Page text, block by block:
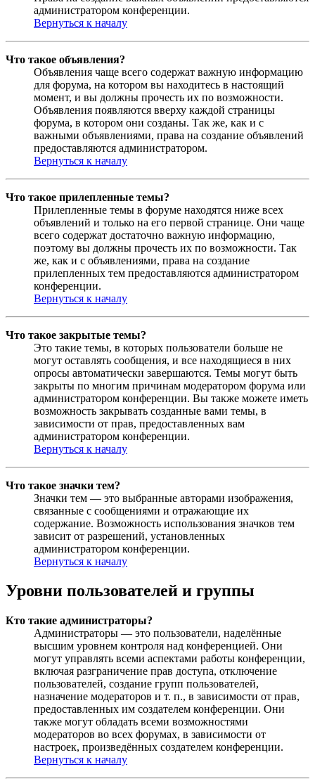
администратором конференции.
Вернуться к началу
Что такое объявления?
Объявления чаще всего содержат важную информацию
для форума, на котором вы находитесь в настоящий
момент, и вы должны прочесть их по возможности.
Объявления появляются вверху каждой страницы
форума, в котором они созданы. Так же, как и с
важными объявлениями, права на создание объявлений
предоставляются администратором.
Вернуться к началу
Что такое прилепленные темы?
Прилепленные темы в форуме находятся ниже всех
объявлений и только на его первой странице. Они чаще
всего содержат достаточно важную информацию,
поэтому вы должны прочесть их по возможности. Так
же, как и с объявлениями, права на создание
прилепленных тем предоставляются администратором
конференции.
Вернуться к началу
Что такое закрытые темы?
Это такие темы, в которых пользователи больше не
могут оставлять сообщения, и все находящиеся в них
опросы автоматически завершаются. Темы могут быть
закрыты по многим причинам модератором форума или
администратором конференции. Вы также можете иметь
возможность закрывать созданные вами темы, в
зависимости от прав, предоставленных вам
администратором конференции.
Вернуться к началу
Что такое значки тем?
Значки тем — это выбранные авторами изображения,
связанные с сообщениями и отражающие их
содержание. Возможность использования значков тем
зависит от разрешений, установленных
администратором конференции.
Вернуться к началу
Уровни пользователей и группы
Кто такие администраторы?
Администраторы — это пользователи, наделённые
высшим уровнем контроля над конференцией. Они
могут управлять всеми аспектами работы конференции,
включая разграничение прав доступа, отключение
пользователей, создание групп пользователей,
назначение модераторов и т. п., в зависимости от прав,
предоставленных им создателем конференции. Они
также могут обладать всеми возможностями
модераторов во всех форумах, в зависимости от
настроек, произведённых создателем конференции.
Вернуться к началу